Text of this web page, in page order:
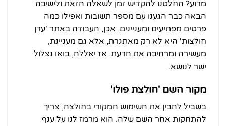
מדוע? החלטנו להקדיש זמן לשאלה הזאת ולישיבה
הבאה כבר הגענו עם מספר תשובות ואפילו כמה
פרטים מפתיעים ומעניינים. אכן, העבודה באתר 'עדן
חולצות' היא לא רק מאתגרת, אלא גם מעניינת,
מעשירה ומרחיבה את הדעת. אז יאללה, בואו נצלול
ישר לנושא.
מקור השם 'חולצת פולו'
בשביל להבין את השימוש המקורי בחולצה, צריך
להתחקות אחר השם שלה. הוא מרמז לנו על ענף